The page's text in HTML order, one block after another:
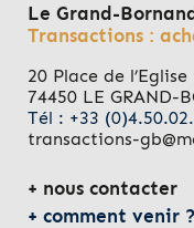
Le Grand-Bornand
Transactions :
20 Place de l’Eglise
74450 LE GRAND-
Tél : +33
transactions-
nous contacter
comment venir ?